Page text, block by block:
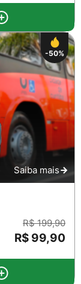
-50%
Saiba mais
R$ 199,90
R$ 99,90